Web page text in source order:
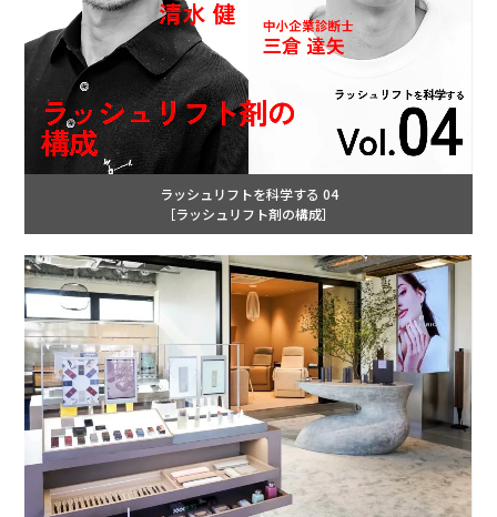
ラッシュリフトを科学する 04
［ラッシュリフト剤の構成］